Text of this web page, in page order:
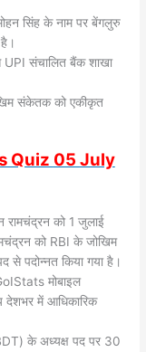
सिंह के नाम पर बेंगलुरु
UPI संचालित बैंक शाखा
संकेतक को एकीकृत
Quiz 05 July
रामचंद्रन को 1 जुलाई
को RBI के जोखिम
से पदोन्नत किया गया है।
मोबाइल
देशभर में आधिकारिक
के अध्यक्ष पद पर 30